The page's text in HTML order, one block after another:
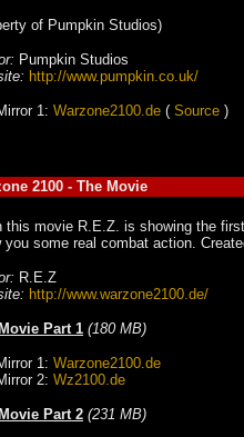
of Pumpkin Studios)
Pumpkin Studios
http://www.pumpkin.co.uk/
1: Warzone2100.de ( Source )
2100 - The Movie
this movie R.E.Z. is showing the
you some real combat action.
R.E.Z
http://www.warzone2100.de/
Part 1 (180 MB)
1: Warzone2100.de
2: Wz2100.de
Part 2 (231 MB)